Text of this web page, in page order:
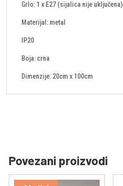
Grlo: 1 x E27 (sijalica nije uključena)
Materijal: metal
IP20
Boja: crna
Dimenzije: 20cm x 100cm
Povezani proizvodi